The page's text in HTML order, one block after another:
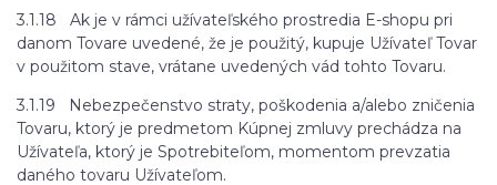
3.1.18 Ak je v rámci užívateľského prostredia E-shopu pri
danom Tovare uvedené, že je použitý, kupuje Užívateľ Tovar
v použitom stave, vrátane uvedených vád tohto Tovaru.
3.1.19 Nebezpečenstvo straty, poškodenia a/alebo zničenia
Tovaru, ktorý je predmetom Kúpnej zmluvy prechádza na
Užívateľa, ktorý je Spotrebiteľom, momentom prevzatia
daného tovaru Užívateľom.